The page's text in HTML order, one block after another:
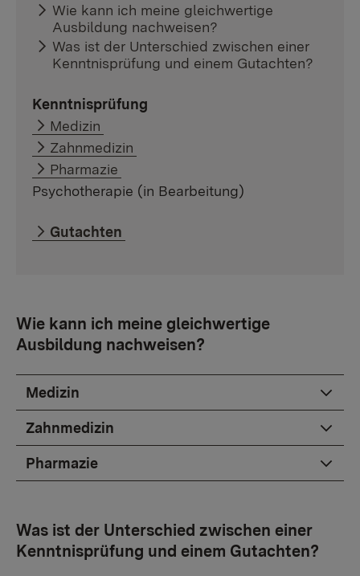
Wie kann ich meine gleichwertige
Ausbildung nachweisen?
Was ist der Unterschied zwischen einer
Kenntnisprüfung und einem Gutachten?
Kenntnisprüfung
Medizin
Zahnmedizin
Pharmazie
Psychotherapie (in Bearbeitung)
Gutachten
Wie kann ich meine gleichwertige
Ausbildung nachweisen?
Medizin
Zahnmedizin
Pharmazie
Was ist der Unterschied zwischen einer
Kenntnisprüfung und einem Gutachten?